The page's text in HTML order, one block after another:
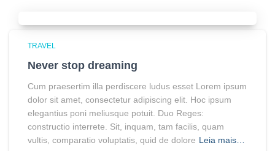
TRAVEL
Never stop dreaming
Cum praesertim illa perdiscere ludus esset Lorem ipsum
dolor sit amet, consectetur adipiscing elit. Hoc ipsum
elegantius poni meliusque potuit. Duo Reges:
constructio interrete. Sit, inquam, tam facilis, quam
vultis, comparatio voluptatis, quid de dolore Leia mais…